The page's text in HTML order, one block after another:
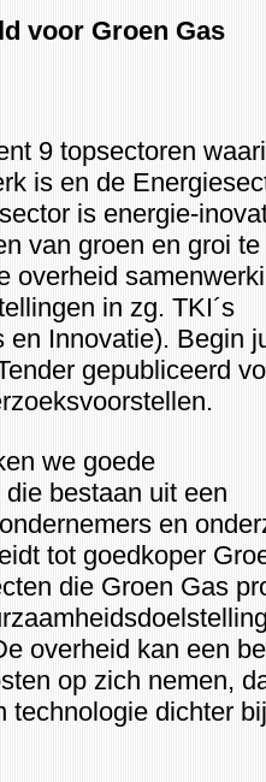
voor Groen Gas
9 topsectoren
is en de
is energie-
van groen en groi
overheid
in zg. TKI´s
en Innovatie). Begin
gepubliceerd
we goede
bestaan uit een
en
tot goedkoper
die Groen Gas
overheid kan een
op zich nemen,
technologie dichter